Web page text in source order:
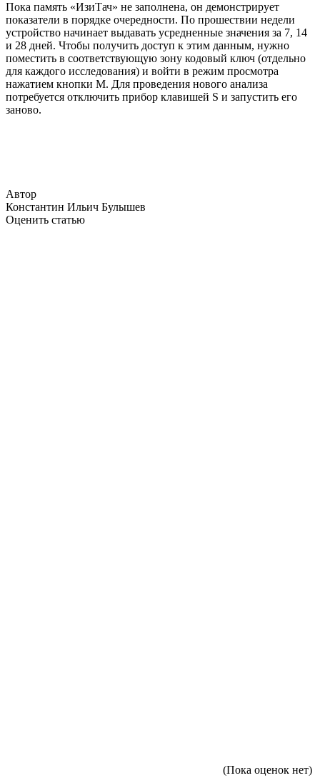
Пока память «ИзиТач» не заполнена, он демонстрирует
показатели в порядке очередности. По прошествии недели
устройство начинает выдавать усредненные значения за 7, 14
и 28 дней. Чтобы получить доступ к этим данным, нужно
поместить в соответствующую зону кодовый ключ (отдельно
для каждого исследования) и войти в режим просмотра
нажатием кнопки M. Для проведения нового анализа
потребуется отключить прибор клавишей S и запустить его
заново.
Автор
Константин Ильич Булышев
Оценить статью
(Пока оценок нет)